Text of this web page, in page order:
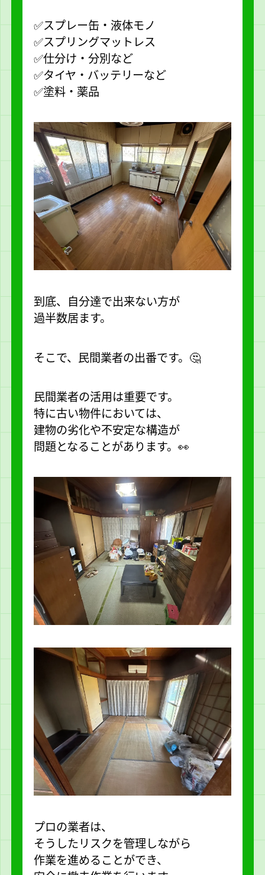
✅スプレー缶・液体モノ
✅スプリングマットレス
✅仕分け・分別など
✅タイヤ・バッテリーなど
✅塗料・薬品
到底、自分達で出来ない方が
過半数居ます。
そこで、民間業者の出番です。🤔
民間業者の活用は重要です。
特に古い物件においては、
建物の劣化や不安定な構造が
問題となることがあります。👀
プロの業者は、
そうしたリスクを管理しながら
作業を進めることができ、